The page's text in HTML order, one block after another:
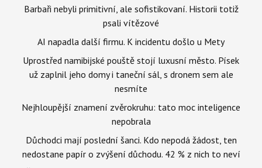
Barbaři nebyli primitivní, ale sofistikovaní. Historii totiž
psali vítězové
AI napadla další firmu. K incidentu došlo u Mety
Uprostřed namibijské pouště stojí luxusní město. Písek
už zaplnil jeho domy i taneční sál, s dronem sem ale
nesmíte
Nejhloupější znamení zvěrokruhu: tato moc inteligence
nepobrala
Důchodci mají poslední šanci. Kdo nepodá žádost, ten
nedostane papír o zvýšení důchodu. 42 % z nich to neví